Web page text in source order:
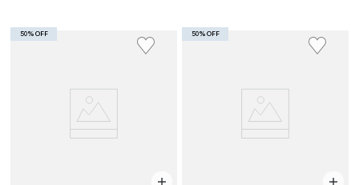
50% OFF 50% OFF